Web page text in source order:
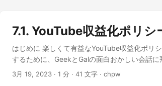
化する方法の基本的な理解ができました！お
な方法を見つけてください。収益化を楽しんで
7.1. YouTube収益化ポリシ
はじめに 楽しくて有益なYouTube収益化ポリ
するために、GeekとGalの面白おかしい会話
法を知りたい？ うん、絶対！秘密は何？ まあ
3月 19, 2023 · 1 分 · 41 文字 · chpw